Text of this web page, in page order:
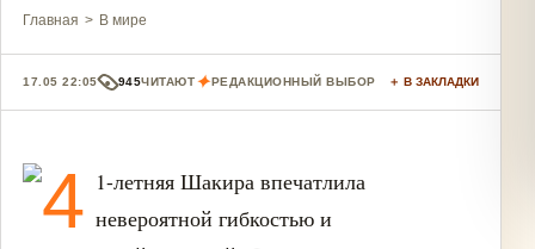
Главная > В мире
17.05 22:05 945ЧИТАЮТ✦РЕДАКЦИОННЫЙ ВЫБОР ＋ В ЗАКЛАДКИ